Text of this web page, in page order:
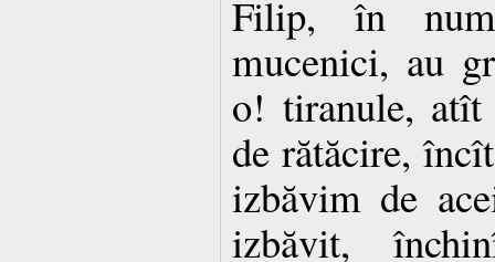
Filip, în
mucenici, au
o! tiranule,
de rătăcire,
izbăvim de
izbăvit,